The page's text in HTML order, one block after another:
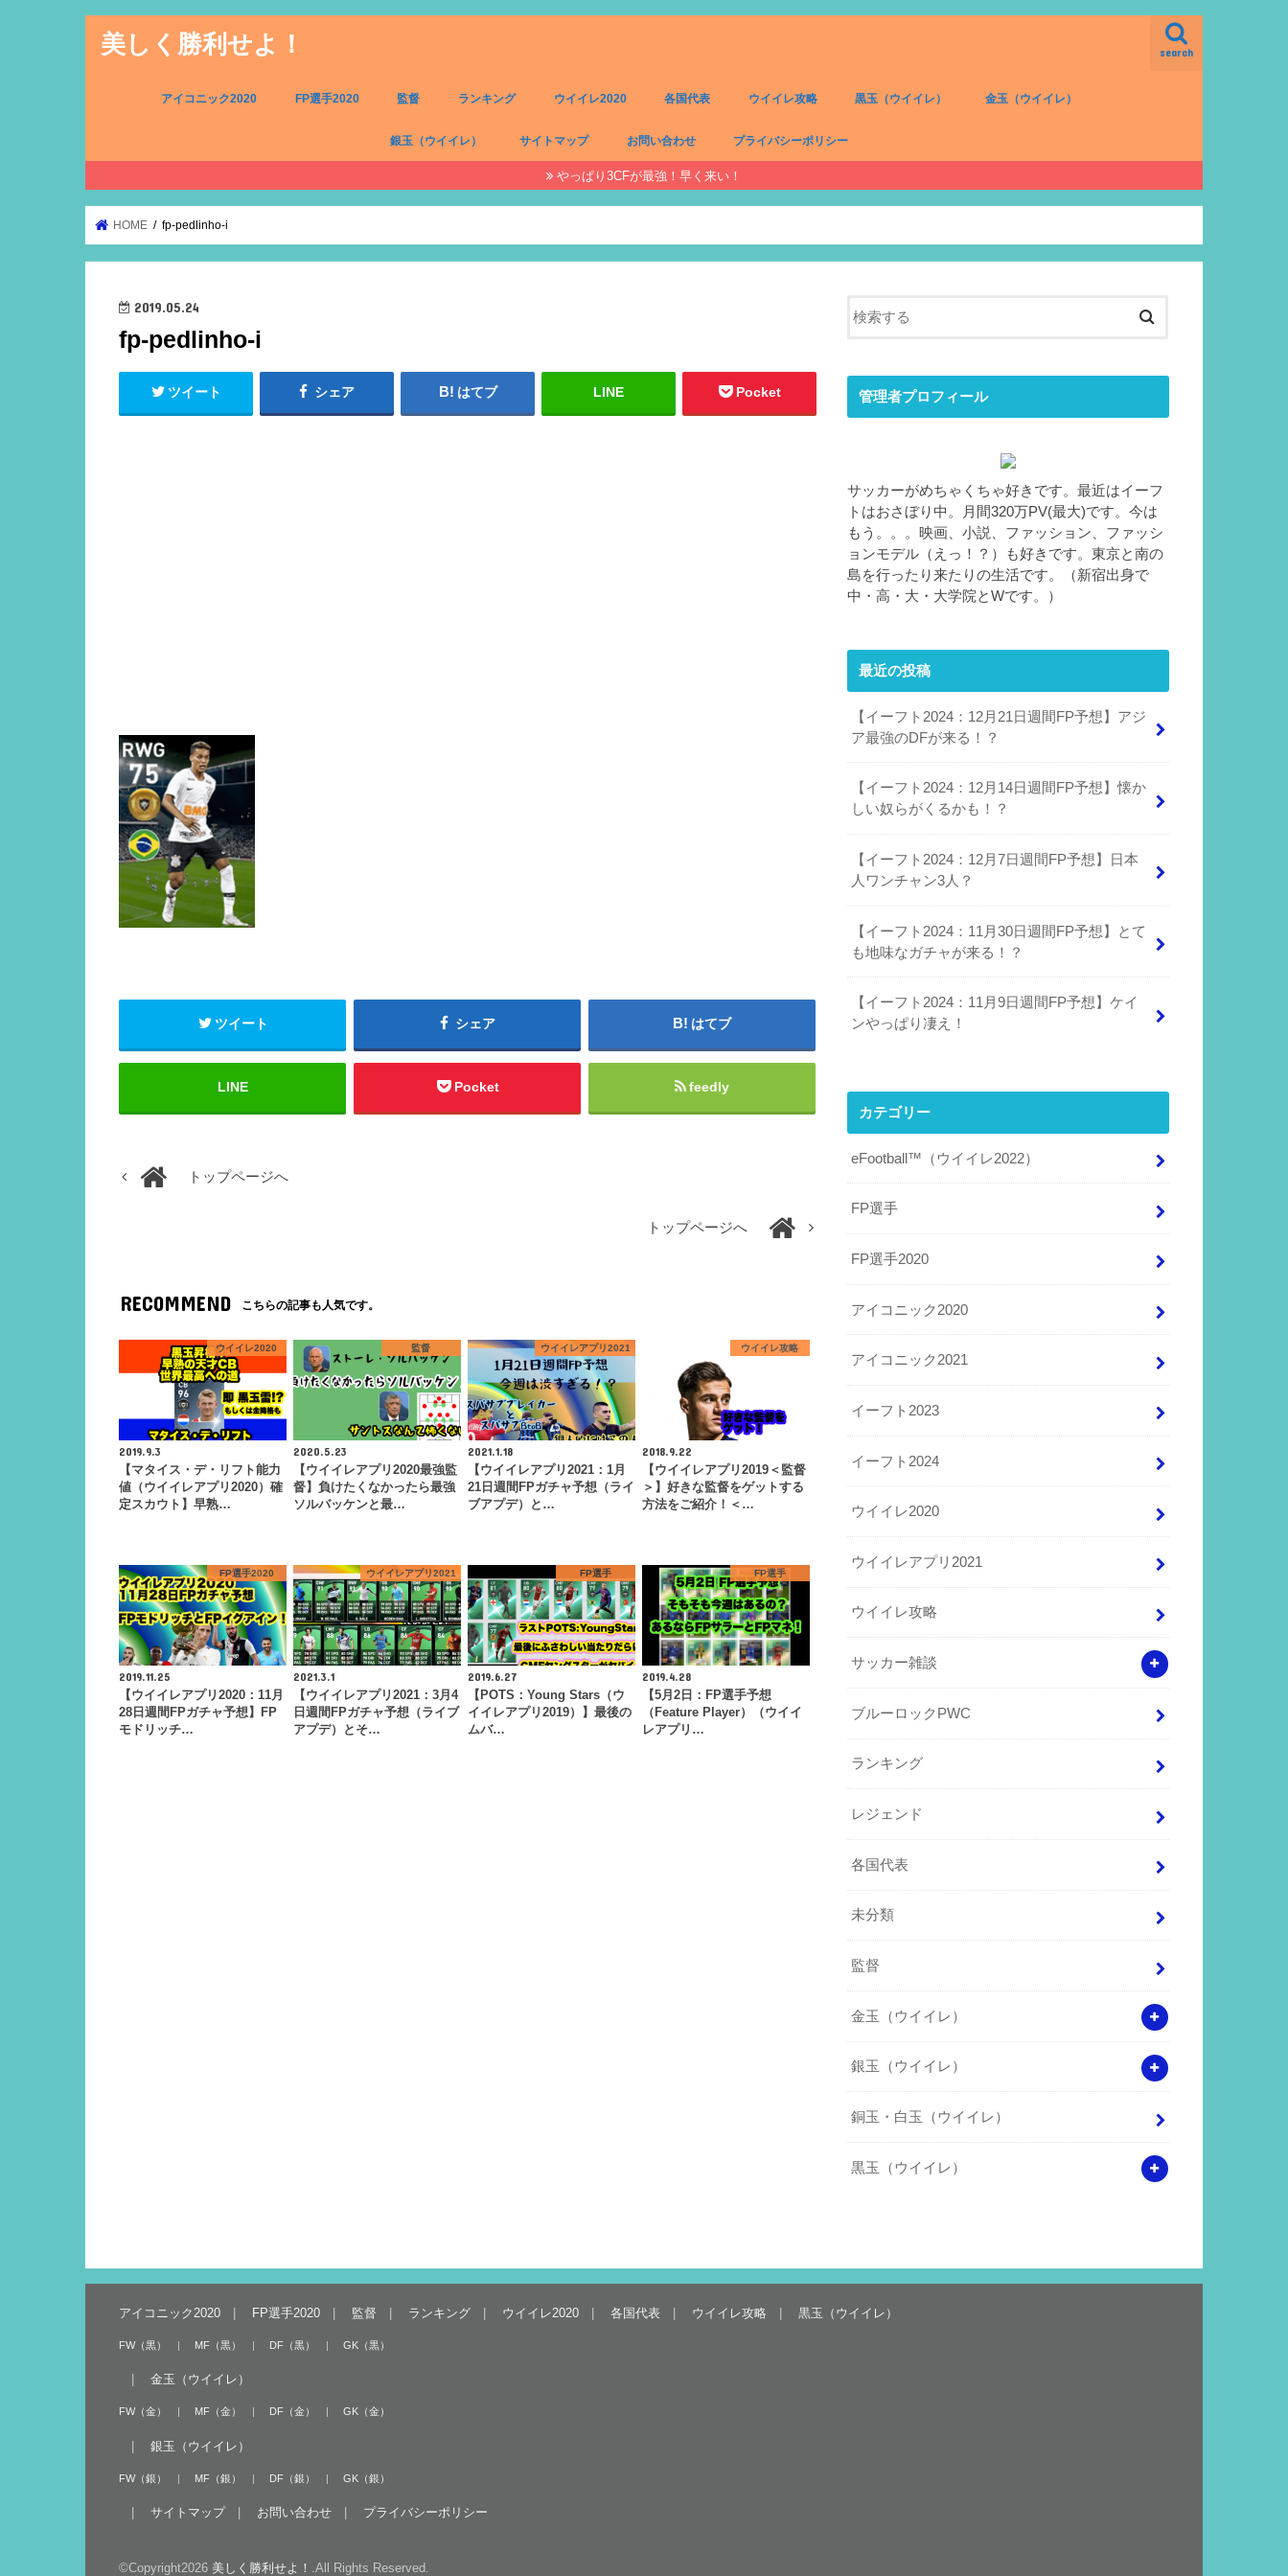
美しく勝利せよ！ search
アイコニック2020 FP選手2020 監督 ランキング ウイイレ2020 各国代表 ウイイレ攻略 黒玉（ウイイレ） 金玉（ウイイレ）
銀玉（ウイイレ） サイトマップ お問い合わせ プライバシーポリシー
やっぱり3CFが最強！早く来い！
HOME fp-pedlinho-i
2019.05.24
fp-pedlinho-i
ツイート シェア はてブ LINE Pocket
ツイート シェア はてブ
LINE Pocket feedly
トップページへ
トップページへ
RECOMMEND こちらの記事も人気です。
ウイイレ2020
2019.9.3
【マタイス・デ・リフト能力
値（ウイイレアプリ2020）確
定スカウト】早熟…
監督
2020.5.23
【ウイイレアプリ2020最強監
督】負けたくなかったら最強
ソルバッケンと最…
ウイイレアプリ2021
2021.1.18
【ウイイレアプリ2021：1月
21日週間FPガチャ予想（ライ
ブアプデ）と…
ウイイレ攻略
2018.9.22
【ウイイレアプリ2019＜監督
＞】好きな監督をゲットする
方法をご紹介！＜…
FP選手2020
2019.11.25
【ウイイレアプリ2020：11月
28日週間FPガチャ予想】FP
モドリッチ…
ウイイレアプリ2021
2021.3.1
【ウイイレアプリ2021：3月4
日週間FPガチャ予想（ライブ
アプデ）とそ…
FP選手
2019.6.27
【POTS：Young Stars（ウ
イイレアプリ2019）】最後の
ムバ…
FP選手
2019.4.28
【5月2日：FP選手予想
（Feature Player）（ウイイ
レアプリ…
管理者プロフィール
サッカーがめちゃくちゃ好きです。最近はイーフ
トはおさぼり中。月間320万PV(最大)です。今は
もう。。。映画、小説、ファッション、ファッシ
ョンモデル（えっ！？）も好きです。東京と南の
島を行ったり来たりの生活です。（新宿出身で
中・高・大・大学院とWです。）
最近の投稿
【イーフト2024：12月21日週間FP予想】アジ
ア最強のDFが来る！？
【イーフト2024：12月14日週間FP予想】懐か
しい奴らがくるかも！？
【イーフト2024：12月7日週間FP予想】日本
人ワンチャン3人？
【イーフト2024：11月30日週間FP予想】とて
も地味なガチャが来る！？
【イーフト2024：11月9日週間FP予想】ケイ
ンやっぱり凄え！
カテゴリー
eFootball™（ウイイレ2022）
FP選手
FP選手2020
アイコニック2020
アイコニック2021
イーフト2023
イーフト2024
ウイイレ2020
ウイイレアプリ2021
ウイイレ攻略
サッカー雑談
ブルーロックPWC
ランキング
レジェンド
各国代表
未分類
監督
金玉（ウイイレ）
銀玉（ウイイレ）
銅玉・白玉（ウイイレ）
黒玉（ウイイレ）
アイコニック2020 FP選手2020 監督 ランキング ウイイレ2020 各国代表 ウイイレ攻略 黒玉（ウイイレ）
FW（黒） MF（黒） DF（黒） GK（黒）
金玉（ウイイレ）
FW（金） MF（金） DF（金） GK（金）
銀玉（ウイイレ）
FW（銀） MF（銀） DF（銀） GK（銀）
サイトマップ お問い合わせ プライバシーポリシー
©Copyright2026 美しく勝利せよ！ .All Rights Reserved.